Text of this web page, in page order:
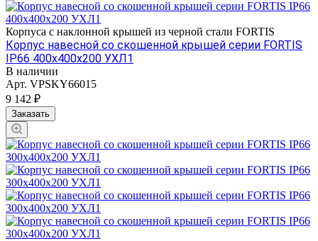
Корпуса с наклонной крышей из черной стали FORTIS
Корпус навесной со скошенной крышей серии FORTIS
IP66 400х400х200 УХЛ1
В наличии
Арт. VPSKY66015
9 142 ₽
Заказать